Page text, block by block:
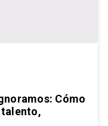
Cómo